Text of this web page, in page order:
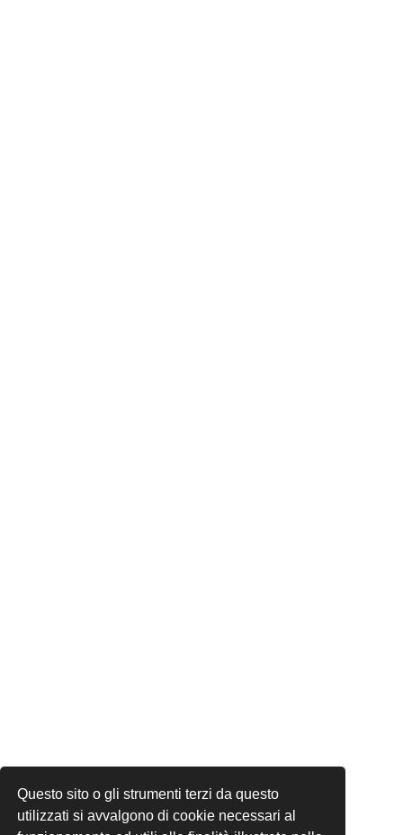
Questo sito o gli strumenti terzi da questo
utilizzati si avvalgono di cookie necessari al